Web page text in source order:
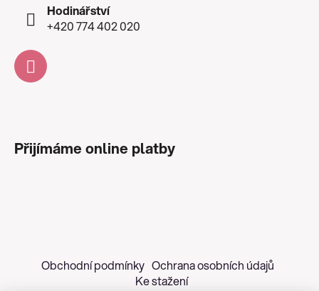
Hodinářství
+420 774 402 020
Přijímáme online platby
Obchodní podmínky Ochrana osobních údajů
Ke stažení